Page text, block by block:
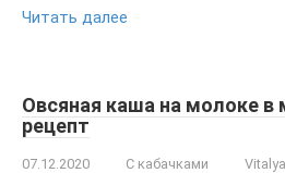
Читать далее
Овсяная каша на молоке в
рецепт
07.12.2020 С кабачками Vitalya